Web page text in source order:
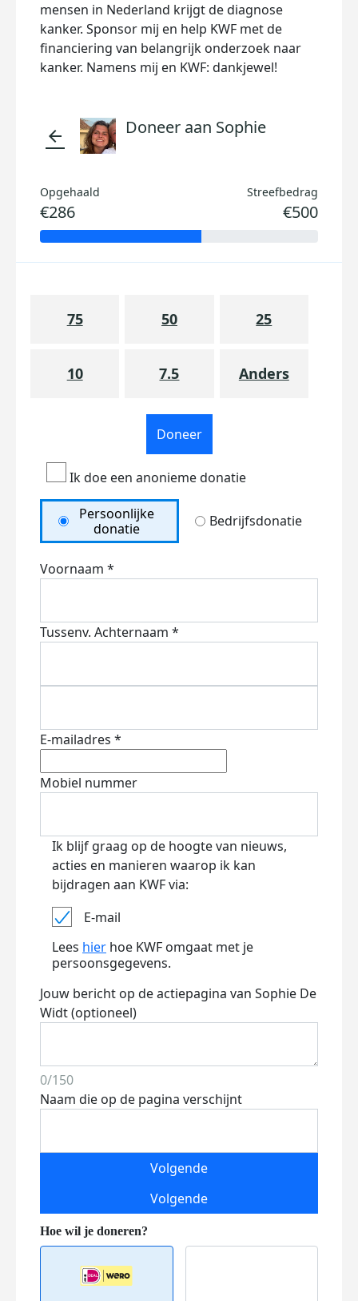
mensen in Nederland krijgt de diagnose
kanker. Sponsor mij en help KWF met de
financiering van belangrijk onderzoek naar
kanker. Namens mij en KWF: dankjewel!
arrow_back Doneer aan Sophie
Opgehaald
€286
Streefbedrag
€500
75 50 25
10 7.5 Anders
Doneer
Ik doe een anonieme donatie
Persoonlijke
donatie
Bedrijfsdonatie
Voornaam *
Tussenv. Achternaam *
E-mailadres *
Mobiel nummer
Ik blijf graag op de hoogte van nieuws,
acties en manieren waarop ik kan
bijdragen aan KWF via:
E-mail
Lees hier hoe KWF omgaat met je
persoonsgegevens.
Jouw bericht op de actiepagina van Sophie De
Widt (optioneel)
0/150
Naam die op de pagina verschijnt
Volgende
Volgende